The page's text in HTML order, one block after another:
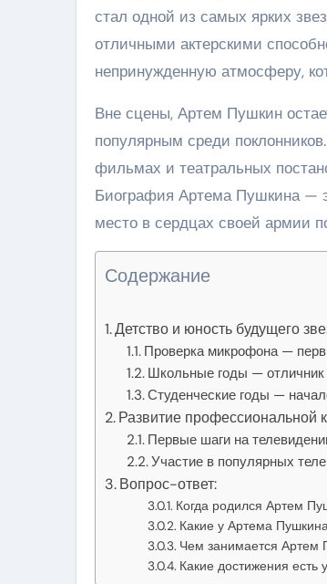
стал одной из самых ярких
отличными актерскими
непринужденную атмосферу,
Вне сцены, Артем Пушкин
популярным среди
фильмах и театральных
Биография Артема Пушкина —
место в сердцах своей армии
Содержание
Детство и юность будущего
Проверка микрофона —
Школьные годы — отличник
Студенческие годы —
Развитие
Первые шаги на
Участие в популярных
Вопрос-ответ:
Когда родился Артем
Какие у Артема
Чем занимается Артем
Какие достижения есть